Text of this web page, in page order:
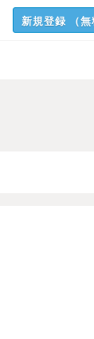
新規登録 （無